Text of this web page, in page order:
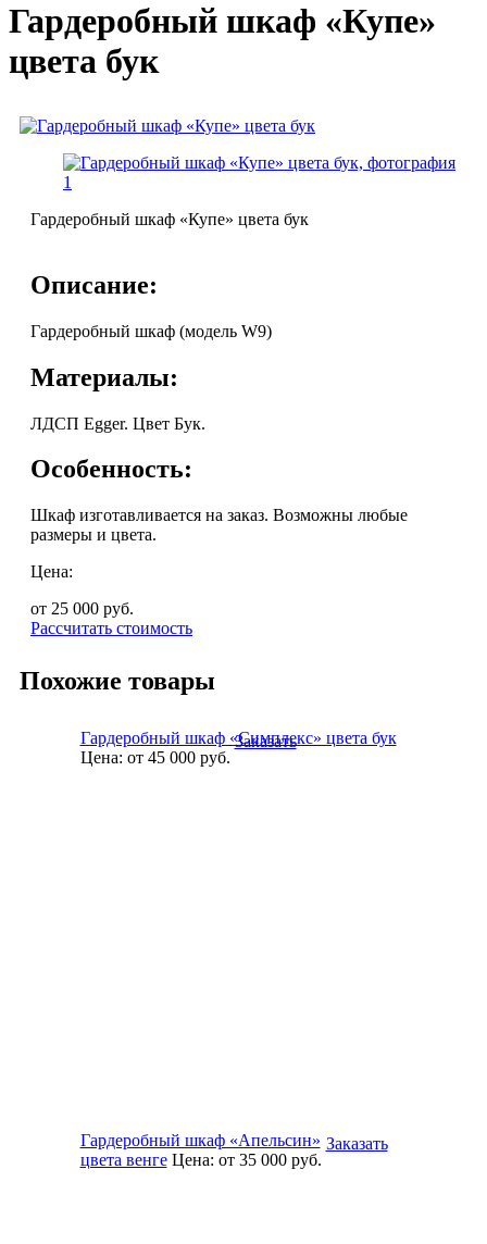
Гардеробный шкаф «Купе»
цвета бук
Гардеробный шкаф «Купе» цвета бук
Описание:
Гардеробный шкаф (модель W9)
Материалы:
ЛДСП Egger. Цвет Бук.
Особенность:
Шкаф изготавливается на заказ. Возможны любые
размеры и цвета.
Цена:
от 25 000 руб.
Рассчитать стоимость
Похожие товары
Гардеробный шкаф «Симплекс» цвета бук
Цена: от 45 000руб.
Заказать
Гардеробный шкаф «Апельсин»
цвета венге Цена: от 35 000руб.
Заказать